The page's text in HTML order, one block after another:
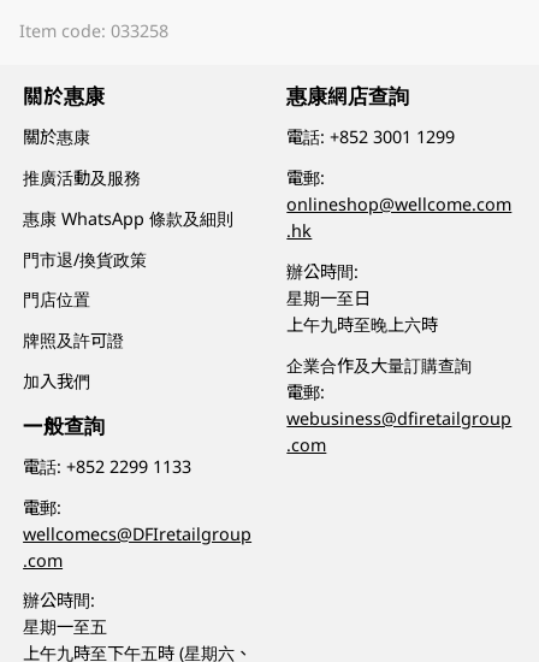
Item code: 033258
關於惠康
關於惠康
推廣活動及服務
惠康 WhatsApp 條款及細則
門市退/換貨政策
門店位置
牌照及許可證
加入我們
一般查詢
電話:+852 2299 1133
電郵:
wellcomecs@DFIretailgroup
.com
辦公時間:
星期一至五
上午九時至下午五時 (星期六、
惠康網店查詢
電話:+852 3001 1299
電郵:
onlineshop@wellcome.com
.hk
辦公時間:
星期一至日
上午九時至晚上六時
企業合作及大量訂購查詢
電郵:
webusiness@dfiretailgroup
.com